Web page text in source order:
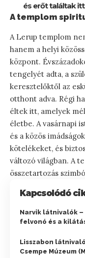
és erőt találtak
A templom
A Lerup templom
hanem a helyi
központ.
tengelyét adta, a
keresztelőktől az
otthont adva. Régi
éltek itt, amelyek
életbe. A vasárnapi
és a közös
kötelékeket, és
változó világban. A
összetartozás
Kapcsolódó
Narvik látnivalók
felvonó és a
Lisszabon
Csempe Múzeum